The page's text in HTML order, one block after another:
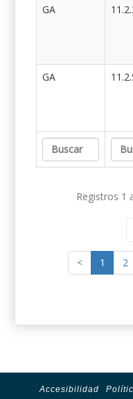
GA
GA
Registros 1
< 1 2
Accesibilidad